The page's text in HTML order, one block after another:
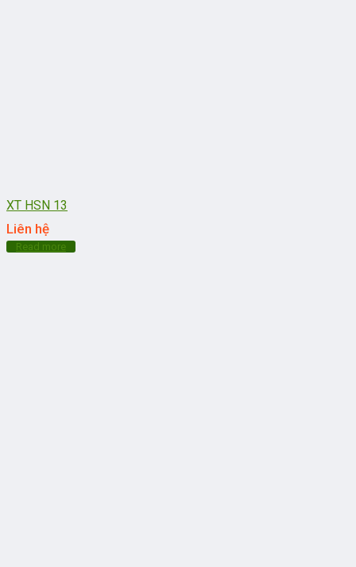
XT HSN 13
Liên hệ
Read more